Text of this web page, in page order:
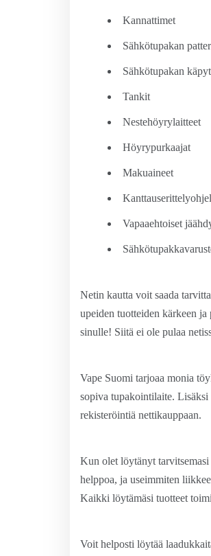
Kannattimet
Sähkötupakan
Sähkötupakan käpyt
Tankit
Nestehöyrylaitteet
Höyrypurkaajat
Makuaineet
Vapaaehtoiset
Netin kautta voit saada
upeiden tuotteiden kärkeen
sinulle! Siitä ei ole pulaa
Vape Suomi tarjoaa monia
sopiva tupakointilaite. Lisäksi
rekisteröintiä nettikauppaan.
Kun olet löytänyt tarvitsemasi
helppoa, ja useimmiten
Kaikki löytämäsi tuotteet
Voit helposti löytää